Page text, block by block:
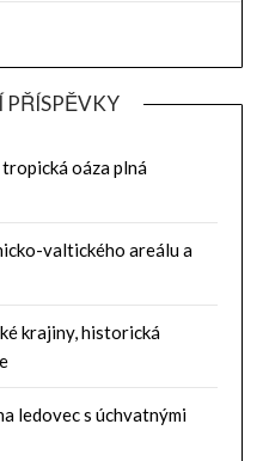
PŘÍSPĚVKY
oáza plná
valtického areálu a
krajiny, historická
ledovec s úchvatnými